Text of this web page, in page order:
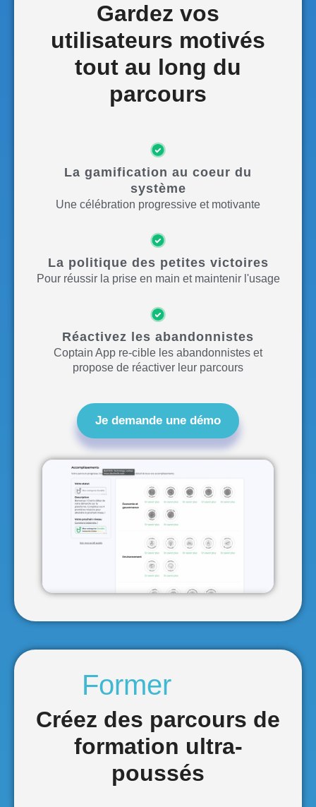
Gardez vos
utilisateurs motivés
tout au long du
parcours
La gamification au coeur du
système
Une célébration progressive et motivante
La politique des petites victoires
Pour réussir la prise en main et maintenir l'usage
Réactivez les abandonnistes
Coptain App re-cible les abandonnistes et
propose de réactiver leur parcours
Je demande une démo
Créez des parcours de
formation ultra-
poussés